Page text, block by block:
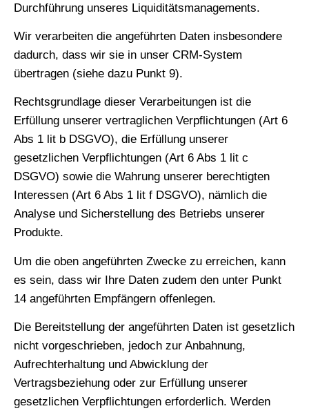
Durchführung unseres Liquiditätsmanagements.
Wir verarbeiten die angeführten Daten insbesondere
dadurch, dass wir sie in unser CRM-System
übertragen (siehe dazu Punkt 9).
Rechtsgrundlage dieser Verarbeitungen ist die
Erfüllung unserer vertraglichen Verpflichtungen (Art 6
Abs 1 lit b DSGVO), die Erfüllung unserer
gesetzlichen Verpflichtungen (Art 6 Abs 1 lit c
DSGVO) sowie die Wahrung unserer berechtigten
Interessen (Art 6 Abs 1 lit f DSGVO), nämlich die
Analyse und Sicherstellung des Betriebs unserer
Produkte.
Um die oben angeführten Zwecke zu erreichen, kann
es sein, dass wir Ihre Daten zudem den unter Punkt
14 angeführten Empfängern offenlegen.
Die Bereitstellung der angeführten Daten ist gesetzlich
nicht vorgeschrieben, jedoch zur Anbahnung,
Aufrechterhaltung und Abwicklung der
Vertragsbeziehung oder zur Erfüllung unserer
gesetzlichen Verpflichtungen erforderlich. Werden